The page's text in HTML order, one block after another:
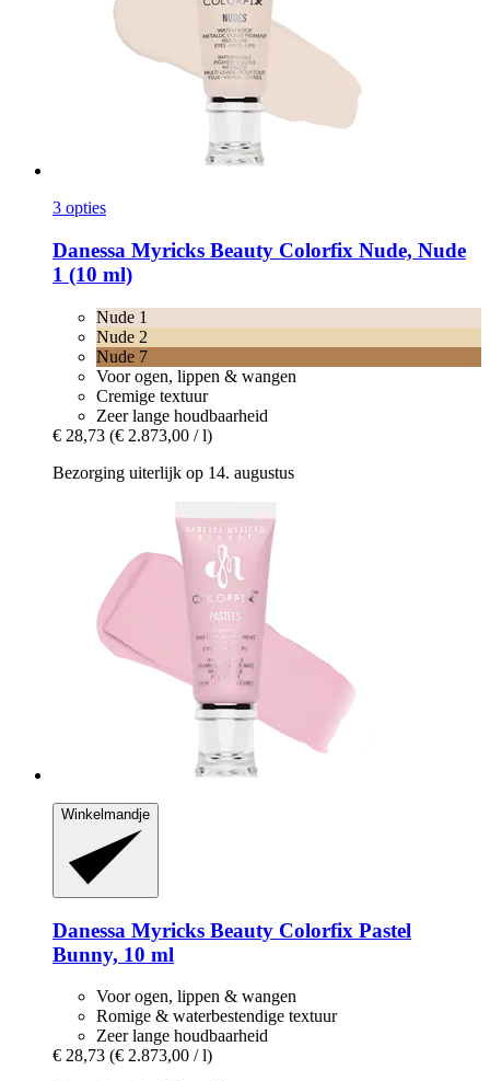
3 opties
Danessa Myricks Beauty Colorfix Nude, Nude
1 (10 ml)
Nude 1
Nude 2
Nude 7
Voor ogen, lippen & wangen
Cremige textuur
Zeer lange houdbaarheid
€ 28,73 (€ 2.873,00 / l)
Bezorging uiterlijk op 14. augustus
Winkelmandje
Danessa Myricks Beauty Colorfix Pastel
Bunny, 10 ml
Voor ogen, lippen & wangen
Romige & waterbestendige textuur
Zeer lange houdbaarheid
€ 28,73 (€ 2.873,00 / l)